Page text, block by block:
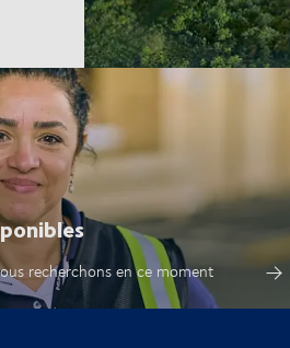
recherchons en ce moment